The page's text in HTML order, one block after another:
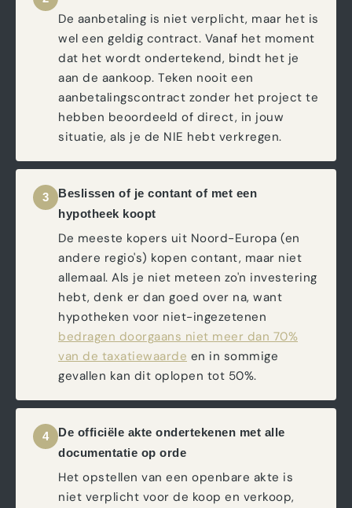
De aanbetaling is niet verplicht, maar het is
wel een geldig contract. Vanaf het moment
dat het wordt ondertekend, bindt het je
aan de aankoop. Teken nooit een
aanbetalingscontract zonder het project te
hebben beoordeeld of direct, in jouw
situatie, als je de NIE hebt verkregen.
3
Beslissen of je contant of met een
hypotheek koopt
De meeste kopers uit Noord-Europa (en
andere regio's) kopen contant, maar niet
allemaal. Als je niet meteen zo'n investering
hebt, denk er dan goed over na, want
hypotheken voor niet-ingezetenen
bedragen doorgaans niet meer dan 70%
van de taxatiewaarde en in sommige
gevallen kan dit oplopen tot 50%.
4
De officiële akte ondertekenen met alle
documentatie op orde
Het opstellen van een openbare akte is
niet verplicht voor de koop en verkoop,